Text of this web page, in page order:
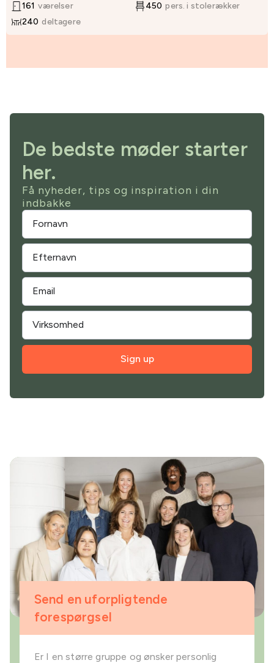
161 værelser 450 pers. i stolerækker
240 deltagere
De bedste møder starter
her.
Få nyheder, tips og inspiration i din
indbakke
Sign up
Send en uforpligtende
forespørgsel
Er I en større gruppe og ønsker personlig